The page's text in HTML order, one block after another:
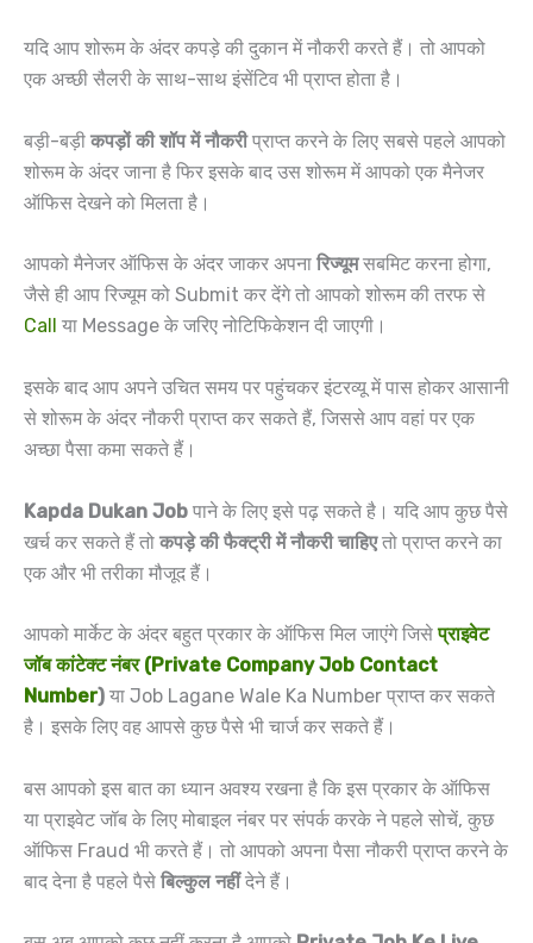
यदि आप शोरूम के अंदर कपड़े की दुकान में नौकरी करते हैं। तो आपको
एक अच्छी सैलरी के साथ-साथ इंसेंटिव भी प्राप्त होता है।
बड़ी-बड़ी कपड़ों की शॉप में नौकरीप्राप्त करने के लिए सबसे पहले आपको
शोरूम के अंदर जाना है फिर इसके बाद उस शोरूम में आपको एक मैनेजर
ऑफिस देखने को मिलता है।
आपको मैनेजर ऑफिस के अंदर जाकर अपना रिज्यूमसबमिट करना होगा,
जैसे ही आप रिज्यूम को Submit कर देंगे तो आपको शोरूम की तरफ से
Call
या Message के जरिए नोटिफिकेशन दी जाएगी।
इसके बाद आप अपने उचित समय पर पहुंचकर इंटरव्यू में पास होकर आसानी
से शोरूम के अंदर नौकरी प्राप्त कर सकते हैं, जिससे आप वहां पर एक
अच्छा पैसा कमा सकते हैं।
Kapda Dukan Job पाने के लिए इसे पढ़ सकते है। यदि आप कुछ पैसे
खर्च कर सकते हैं तो कपड़े की फैक्ट्री में नौकरी चाहिएतो प्राप्त करने का
एक और भी तरीका मौजूद हैं।
आपको मार्केट के अंदर बहुत प्रकार के ऑफिस मिल जाएंगे जिसेप्राइवेट
जॉब कांटेक्ट नंबर (Private Company Job Contact
Number) या Job Lagane Wale Ka Number प्राप्त कर सकते
है। इसके लिए वह आपसे कुछ पैसे भी चार्ज कर सकते हैं।
बस आपको इस बात का ध्यान अवश्य रखना है कि इस प्रकार के ऑफिस
या प्राइवेट जॉब के लिए मोबाइल नंबर पर संपर्क करके ने पहले सोचें, कुछ
ऑफिस Fraud भी करते हैं। तो आपको अपना पैसा नौकरी प्राप्त करने के
बाद देना है पहले पैसे बिल्कुल नहींदेने हैं।